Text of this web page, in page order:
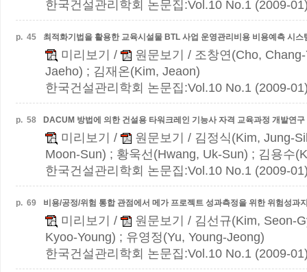
한국건설관리학회 논문집:Vol.10 No.1 (2009-
p. 45 최적화기법을 활용한 교육시설물 BTL 사업 운영관리비용 비용예측 시스
미리보기 / 원문보기
/ 조창연(Cho,
Jaeho) ; 김재온(Kim, Jeaon)
한국건설관리학회 논문집:Vol.10 No.1 (2009-
p. 58 DACUM 방법에 의한 건설용 타워크레인 기능사 자격 교육과정 개발연구
미리보기 / 원문보기
/ 김정식(Kim, Jung-
Moon-Sun) ; 황욱선(Hwang, Uk-Sun) ; 김용수
한국건설관리학회 논문집:Vol.10 No.1 (2009-
p. 69 비용/공정/위험 통합 관점에서 메가 프로젝트 성과측정을 위한 위험성과
미리보기 / 원문보기
/ 김선규(Kim, Seon-
Kyoo-Young) ; 유영정(Yu, Young-Jeong)
한국건설관리학회 논문집:Vol.10 No.1 (2009-